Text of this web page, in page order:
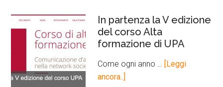
In partenza la V edizione
del corso Alta
formazione di UPA
Come ogni anno …
[Leggi
ancora..]